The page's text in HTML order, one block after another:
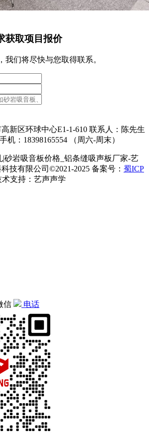
获取项目报价
我们将尽快与您取得联系。
新区环球中心E1-1-610 联系人：陈先生
机：18398165554 （周六-周末）
|砂岩吸音板价格_铝条缝吸声板厂家-艺
技有限公司©2021-2025 备案号： 蜀ICP
术支持：艺声声学
信 电话